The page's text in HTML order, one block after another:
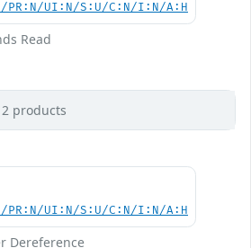
PR:N/UI:N/S:U/C:N/I:N/A:H
Read
2 products
PR:N/UI:N/S:U/C:N/I:N/A:H
Dereference